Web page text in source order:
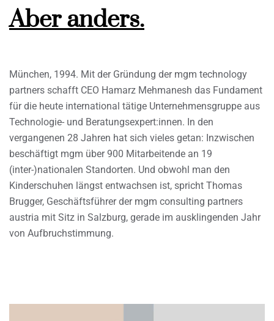
Aber anders.
München, 1994. Mit der Gründung der mgm technology
partners schafft CEO Hamarz Mehmanesh das Fundament
für die heute international tätige Unternehmensgruppe aus
Technologie- und Beratungsexpert:innen. In den
vergangenen 28 Jahren hat sich vieles getan: Inzwischen
beschäftigt mgm über 900 Mitarbeitende an 19
(inter-)nationalen Standorten. Und obwohl man den
Kinderschuhen längst entwachsen ist, spricht Thomas
Brugger, Geschäftsführer der mgm consulting partners
austria mit Sitz in Salzburg, gerade im ausklingenden Jahr
von Aufbruchstimmung.